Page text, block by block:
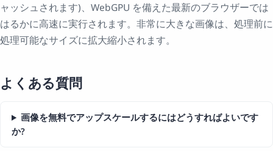
ャッシュされます)、WebGPU を備えた最新のブラウザーでは
はるかに高速に実行されます。非常に大きな画像は、処理前に
処理可能なサイズに拡大縮小されます。
よくある質問
画像を無料でアップスケールするにはどうすればよいです
か?